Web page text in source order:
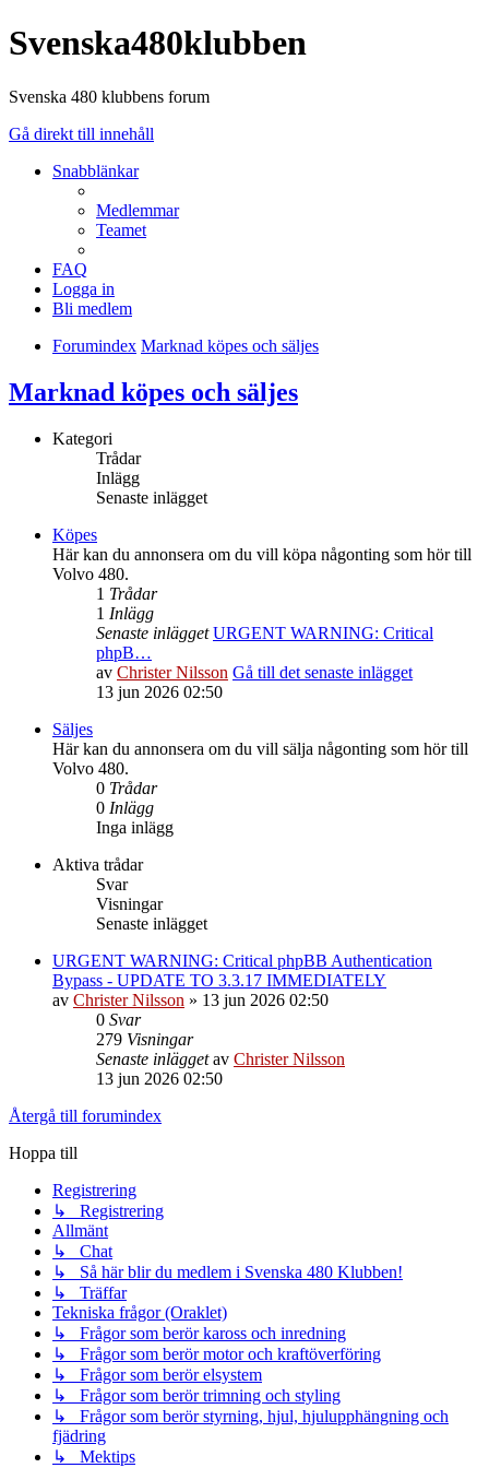
Svenska480klubben
Svenska 480 klubbens forum
Gå direkt till innehåll
Snabblänkar
Medlemmar
Teamet
FAQ
Logga in
Bli medlem
Forumindex Marknad köpes och säljes
Marknad köpes och säljes
Kategori
Trådar
Inlägg
Senaste inlägget
Köpes
Här kan du annonsera om du vill köpa någonting som hör till
Volvo 480.
1 Trådar
1 Inlägg
Senaste inlägget URGENT WARNING: Critical
phpB…
av Christer Nilsson Gå till det senaste inlägget
13 jun 2026 02:50
Säljes
Här kan du annonsera om du vill sälja någonting som hör till
Volvo 480.
0 Trådar
0 Inlägg
Inga inlägg
Aktiva trådar
Svar
Visningar
Senaste inlägget
URGENT WARNING: Critical phpBB Authentication
Bypass - UPDATE TO 3.3.17 IMMEDIATELY
av Christer Nilsson » 13 jun 2026 02:50
0 Svar
279 Visningar
Senaste inläggetav Christer Nilsson
13 jun 2026 02:50
Återgå till forumindex
Hoppa till
Registrering
↳ Registrering
Allmänt
↳ Chat
↳ Så här blir du medlem i Svenska 480 Klubben!
↳ Träffar
Tekniska frågor (Oraklet)
↳ Frågor som berör kaross och inredning
↳ Frågor som berör motor och kraftöverföring
↳ Frågor som berör elsystem
↳ Frågor som berör trimning och styling
↳ Frågor som berör styrning, hjul, hjulupphängning och
fjädring
↳ Mektips